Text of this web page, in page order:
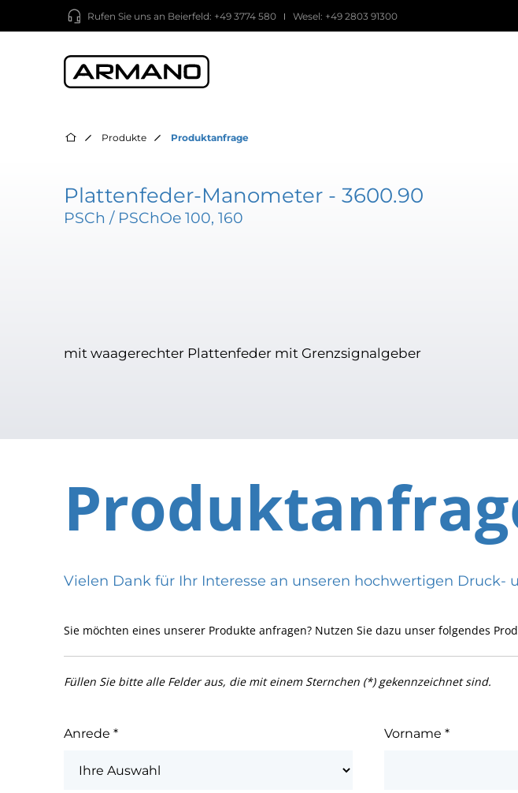
Rufen Sie uns an Beierfeld: +49 3774 580 Wesel: +49 2803 91300
Produkte Produktanfrage
Plattenfeder-Manometer - 3600.90
PSCh / PSChOe 100, 160
mit waagerechter Plattenfeder mit Grenzsignalgeber
Vielen Dank für Ihr Interesse an unseren hochwertigen Druck-
Sie möchten eines unserer Produkte anfragen? Nutzen Sie dazu unser folgendes
Füllen Sie bitte alle Felder aus, die mit einem Sternchen (*) gekennzeichnet sind.
Anrede * Vorname*